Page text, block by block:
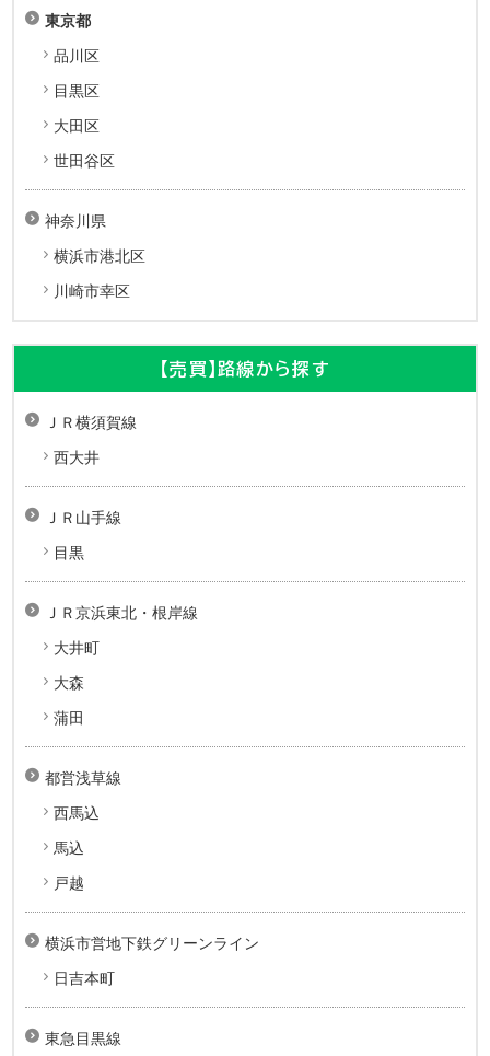
東京都
品川区
目黒区
大田区
世田谷区
神奈川県
横浜市港北区
川崎市幸区
【売買】路線から探す
ＪＲ横須賀線
西大井
ＪＲ山手線
目黒
ＪＲ京浜東北・根岸線
大井町
大森
蒲田
都営浅草線
西馬込
馬込
戸越
横浜市営地下鉄グリーンライン
日吉本町
東急目黒線